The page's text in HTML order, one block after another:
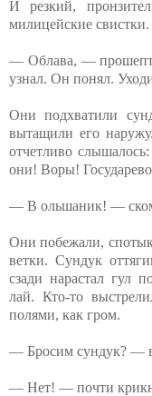
И резкий,
милицейские свистки.
— Облава, —
узнал. Он понял.
Они подхватили
вытащили его
отчетливо
они! Воры!
— В ольшаник! —
Они побежали,
ветки. Сундук
сзади нарастал гул
лай. Кто-то
полями, как гром.
— Бросим сундук? —
— Нет! — почти